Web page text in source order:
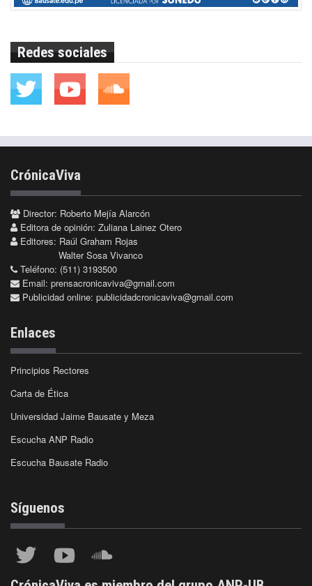
Redes sociales
CrónicaViva
Director: Roberto Mejía Alarcón
Editora de opinión: Zuliana Lainez Otero
Editores: Raúl Graham Rojas
Walter Sosa Vivanco
Teléfono: (511) 3193500
Email: prensacronicaviva@gmail.com
Publicidad online: publicidadcronicaviva@gmail.com
Enlaces
Principios Rectores
Carta de Ética
Universidad Jaime Bausate y Meza
Escucha ANP Radio
Escucha Bausate Radio
Síguenos